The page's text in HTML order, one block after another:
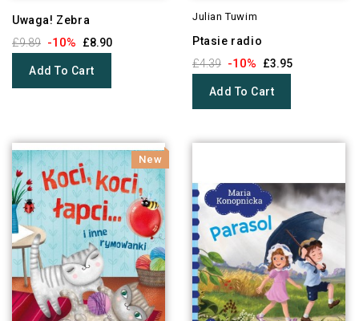
Uwaga! Zebra
£9.89 -10% £8.90
Add To Cart
Julian Tuwim
Ptasie radio
£4.39 -10% £3.95
Add To Cart
New